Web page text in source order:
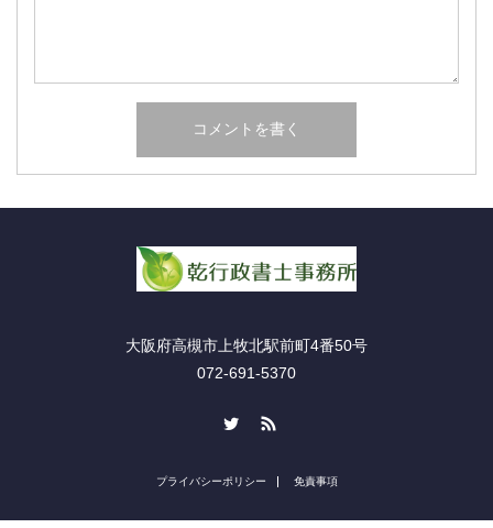
大阪府高槻市上牧北駅前町4番50号
072-691-5370
プライバシーポリシー 免責事項